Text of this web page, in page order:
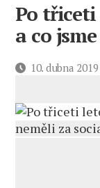
Po třiceti
a co
Datum10. dubna 2019